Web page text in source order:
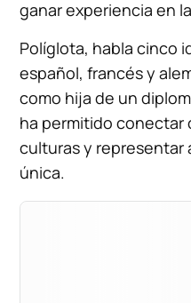
ganar experiencia en
Políglota, habla cinco
español, francés y
como hija de un
ha permitido conectar
culturas y representar
única.